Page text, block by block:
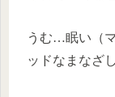
うむ…眠い（
ッドなまなざ